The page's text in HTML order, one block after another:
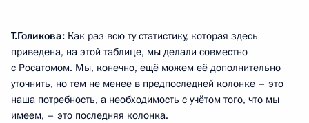
Т.Голикова: Как раз всю ту статистику, которая здесь
приведена, на этой таблице, мы делали совместно
с Росатомом. Мы, конечно, ещё можем её дополнительно
уточнить, но тем не менее в предпоследней колонке – это
наша потребность, а необходимость с учётом того, что мы
имеем, – это последняя колонка.